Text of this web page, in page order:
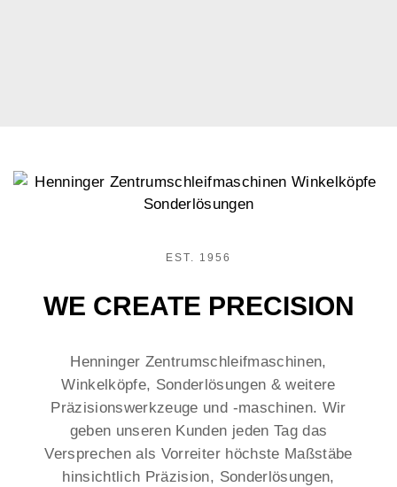
EST. 1956
WE CREATE PRECISION
Henninger Zentrumschleifmaschinen,
Winkelköpfe, Sonderlösungen & weitere
Präzisionswerkzeuge und -maschinen. Wir
geben unseren Kunden jeden Tag das
Versprechen als Vorreiter höchste Maßstäbe
hinsichtlich Präzision, Sonderlösungen,